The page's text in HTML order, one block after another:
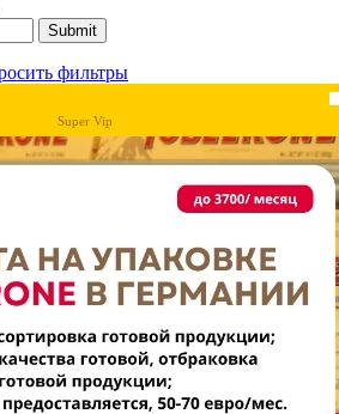
фильтры
Super Vip